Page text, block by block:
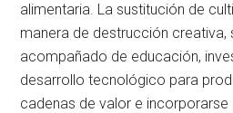
alimentaria. La sustitución de
manera de destrucción creativa,
acompañado de educación,
desarrollo tecnológico para
cadenas de valor e